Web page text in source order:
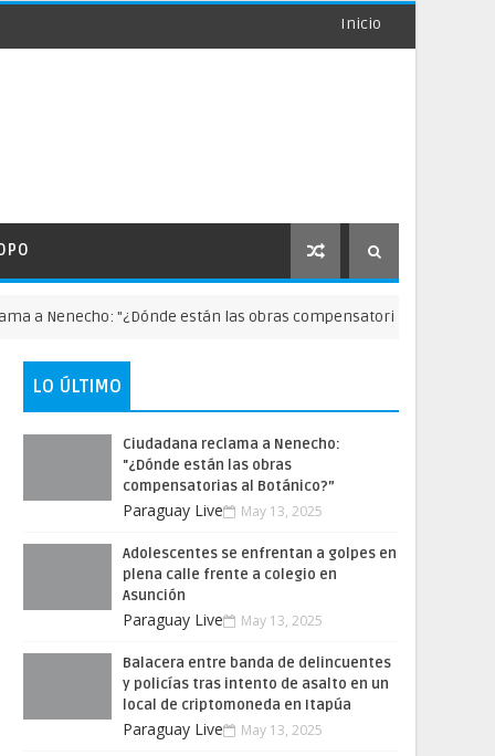
Inicio
"¿Dónde están las obras compensatorias al Botánico?”
LO ÚLTIMO
Ciudadana reclama a Nenecho:
"¿Dónde están las obras
compensatorias al Botánico?”
Paraguay Live May 13, 2025
Adolescentes se enfrentan a golpes en
plena calle frente a colegio en
Asunción
Paraguay Live May 13, 2025
Balacera entre banda de delincuentes
y policías tras intento de asalto en un
local de criptomoneda en Itapúa
Paraguay Live May 13, 2025